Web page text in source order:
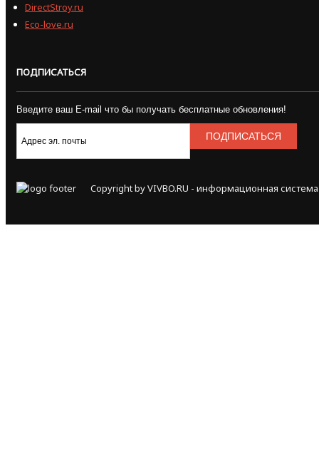
DirectStroy.ru
Eco-love.ru
ПОДПИСАТЬСЯ
Введите ваш E-mail что бы получать бесплатные обновления!
Copyright by VIVBO.RU - информационная